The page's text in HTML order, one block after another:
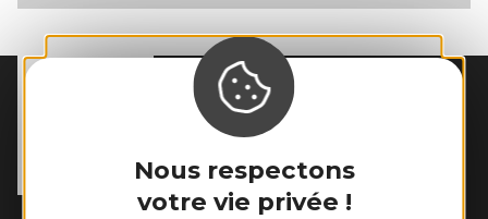
Nous respectons
votre vie privée !
MAIRIE DE
MOSTUÉJOULS
La Peyrouse
12720 Mostuéjouls
Tél. :05 65 62 60 43